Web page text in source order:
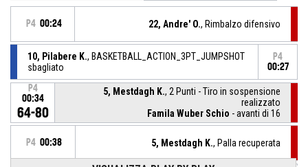
P4 00:24 22, Andre' O., Rimbalzo difensivo
10, Pilabere K., BASKETBALL_ACTION_3PT_JUMPSHOT
sbagliato
P4
00:27
P4
00:34
64-80
5, Mestdagh K., 2 Punti - Tiro in sospensione
realizzato
Famila Wuber Schio - avanti di 16
P4 00:38 5, Mestdagh K., Palla recuperata